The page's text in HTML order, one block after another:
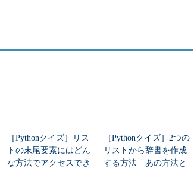
［Pythonクイズ］リス
トの末尾要素にはどん
な方法でアクセスでき
［Pythonクイズ］2つの
リストから辞書を作成
する方法 あの方法と